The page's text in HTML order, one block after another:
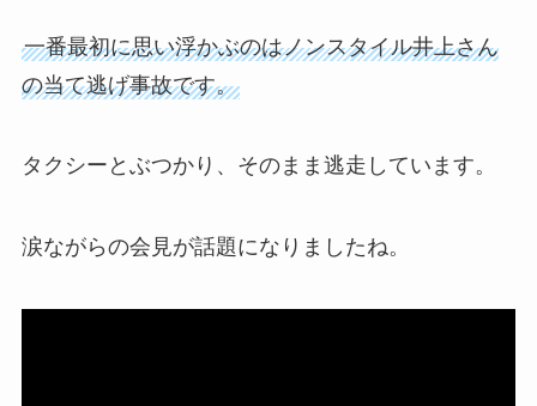
一番最初に思い浮かぶのはノンスタイル井上さん
の当て逃げ事故です。
タクシーとぶつかり、そのまま逃走しています。
涙ながらの会見が話題になりましたね。